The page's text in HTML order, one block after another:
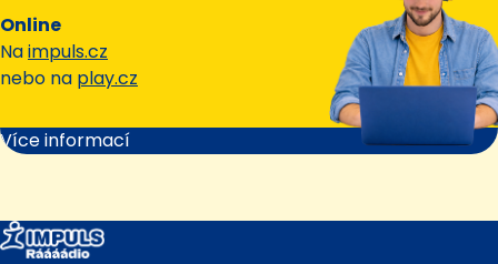
Online
Naimpuls.cz
nebo na play.cz
Více informací